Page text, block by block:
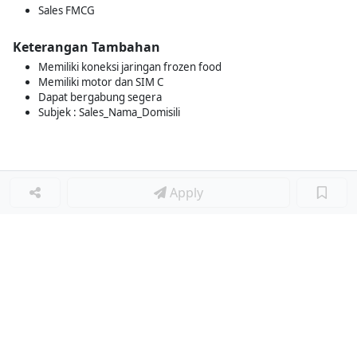
Sales FMCG
Keterangan Tambahan
Memiliki koneksi jaringan frozen food
Memiliki motor dan SIM C
Dapat bergabung segera
Subjek : Sales_Nama_Domisili
Apply